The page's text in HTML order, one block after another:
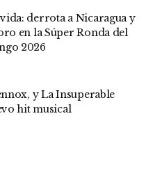
derrota a Nicaragua y
en la Súper Ronda del
2026
y La Insuperable
hit musical